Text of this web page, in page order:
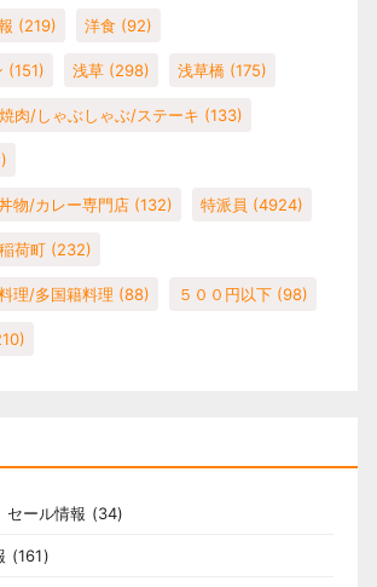
(219) 洋食 (92)
(151) 浅草 (298) 浅草橋 (175)
焼肉/しゃぶしゃぶ/ステーキ (133)
物/カレー専門店 (132) 特派員 (4924)
稲荷町 (232)
理/多国籍料理 (88) ５００円以下 (98)
セール情報 (34)
(161)